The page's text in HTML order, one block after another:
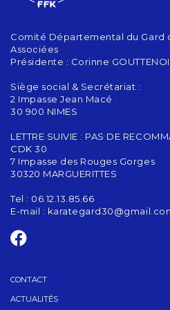
Comité Départemental du Gard
Associées
Présidente : Corinne
Siège social & Secrétariat :
2 Impasse Jean Macé
30 900 NIMES
LETTRE SUIVIE : PAS DE
CDK 30
7 Impasse des Rouges Gorges
30320 MARGUERITTES
Tel : 06.12.13.85.66
E-mail :
CONTACT
ACTUALITÉS